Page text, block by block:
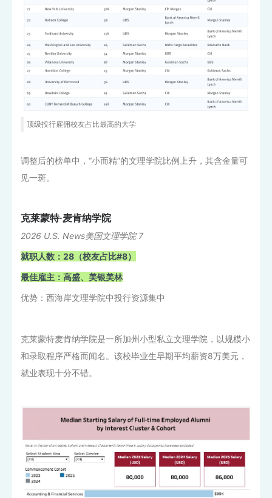
顶级投行雇佣校友占比最高的大学
调整后的榜单中，“小而精”的文理学院比例上升，其含金量可
见一斑。
克莱蒙特·麦肯纳学院
2026 U.S. News美国文理学院 7
就职人数：28（校友占比#8）
最佳雇主：高盛、美银美林
优势：西海岸文理学院中投行资源集中
克莱蒙特麦肯纳学院是一所加州小型私立文理学院，以规模小
和录取程序严格而闻名。该校毕业生早期平均薪资8万美元，
就业表现十分不错。